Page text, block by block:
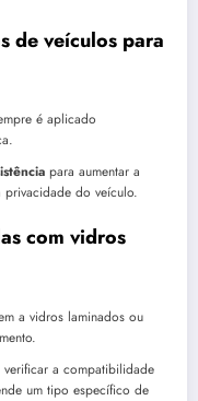
de veículos para
é aplicado
para aumentar a
do veículo.
com vidros
a vidros laminados ou
verificar a compatibilidade
um tipo específico de